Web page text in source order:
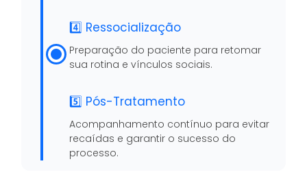
4️⃣ Ressocialização
Preparação do paciente para retomar
sua rotina e vínculos sociais.
5️⃣ Pós-Tratamento
Acompanhamento contínuo para evitar
recaídas e garantir o sucesso do
processo.